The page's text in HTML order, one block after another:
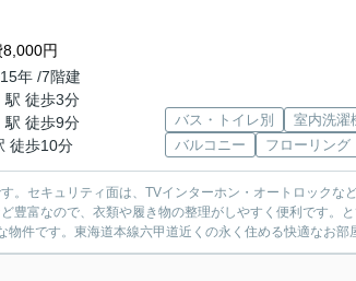
円
年 /7階建
駅 徒歩3分
駅 徒歩9分
徒歩10分
バス・トイレ別 室内洗濯
バルコニー
フローリング
。セキュリティ面は、TVインターホン・オートロックな
豊富なので、衣類や履き物の整理がしやすく便利です。
件です。東海道本線六甲道近くの永く住める快適なお部